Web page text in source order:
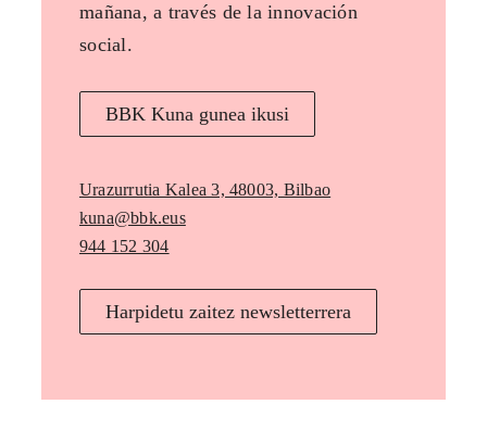
mañana, a través de la innovación
social.
BBK Kuna gunea ikusi
Urazurrutia Kalea 3, 48003, Bilbao
kuna@bbk.eus
944 152 304
Harpidetu zaitez newsletterrera